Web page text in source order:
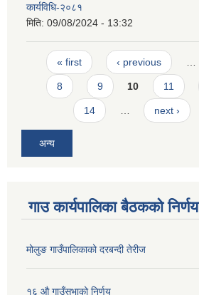
कार्यविधि-२०८१
मिति: 09/08/2024 - 13:32
Pages
« first ‹ previous
8 9 10 11
14 next ›
अन्य
गाउ कार्यपालिका बैठकको निर्णय
मोलुङ गाउँपालिकाको दरबन्दी तेरीज
१६ औ गाउँसभाको निर्णय